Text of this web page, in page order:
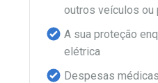
outros veículos ou
A sua proteção
elétrica
Despesas